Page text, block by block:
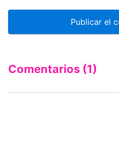
Comentarios (1)